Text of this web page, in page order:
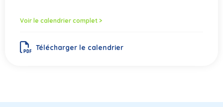
Voir le calendrier complet >
Télécharger le calendrier